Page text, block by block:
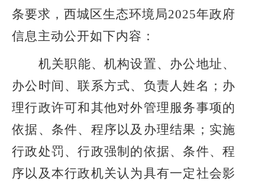
条要求，西城区生态环境局2025年政府
信息主动公开如下内容：
机关职能、机构设置、办公地址、
办公时间、联系方式、负责人姓名；办
理行政许可和其他对外管理服务事项的
依据、条件、程序以及办理结果；实施
行政处罚、行政强制的依据、条件、程
序以及本行政机关认为具有一定社会影